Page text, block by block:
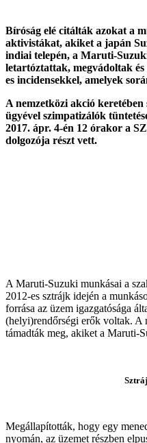
Bíróság elé citálták azokat a
aktivistákat, akiket a japán
indiai telepén, a Maruti-
letartóztattak, megvádoltak
es incidensekkel, amelyek
A nemzetközi akció
ügyével szimpatizálók
2017. ápr. 4-én 12 órakor a
dolgozója részt vett.
A Maruti-Suzuki munkásai a
2012-es sztrájk idején a
forrása az üzem igazgatósága
(helyi)rendőrségi erők voltak. A
támadták meg, akiket a Maruti-
Megállapították, hogy egy
nyomán, az üzemet részben